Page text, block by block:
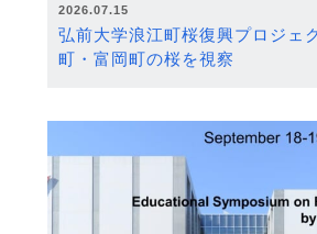
2026.07.15
弘前大学浪江町桜復興プロジ
町・富岡町の桜を視察